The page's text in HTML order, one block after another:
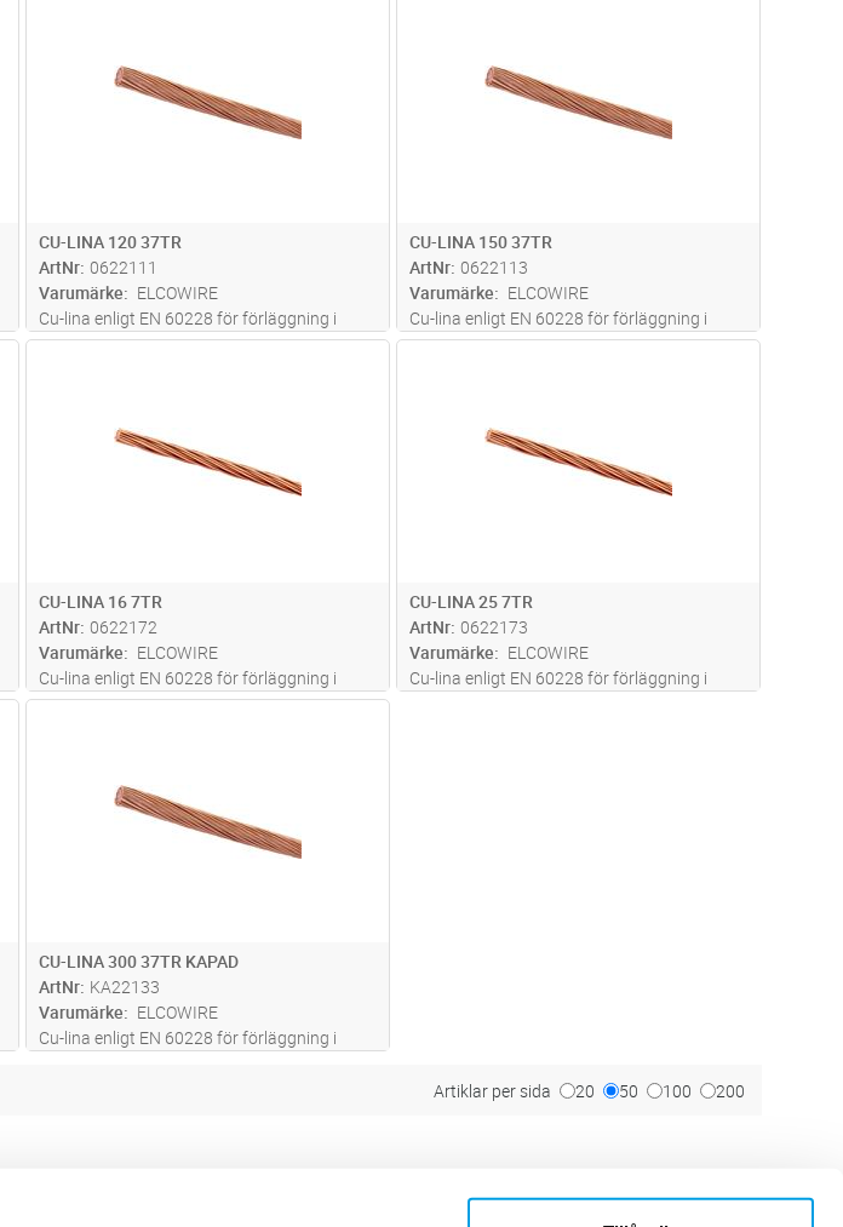
CU-LINA 120 37TR
ArtNr 0622111
Varumärke
ELCOWIRE
Cu-lina enligt EN 60228 för förläggning i
mark
CU-LINA 150 37TR
ArtNr 0622113
Varumärke
ELCOWIRE
Cu-lina enligt EN 60228 för förläggning i
mark
CU-LINA 16 7TR
ArtNr 0622172
Varumärke
ELCOWIRE
Cu-lina enligt EN 60228 för förläggning i
mark
CU-LINA 25 7TR
ArtNr 0622173
Varumärke
ELCOWIRE
Cu-lina enligt EN 60228 för förläggning i
CU-LINA 300 37TR KAPAD
ArtNr KA22133
Varumärke
ELCOWIRE
Cu-lina enligt EN 60228 för förläggning i
Artiklar per sida 20 50 100 200